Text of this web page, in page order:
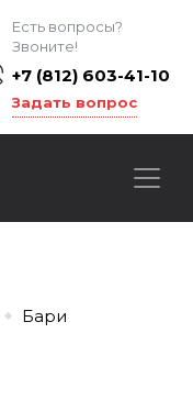
Есть вопросы?
Звоните!
+7 (812) 603-41-10
Задать вопрос
Бари